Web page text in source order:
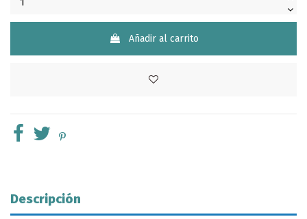
Añadir al carrito
Descripción